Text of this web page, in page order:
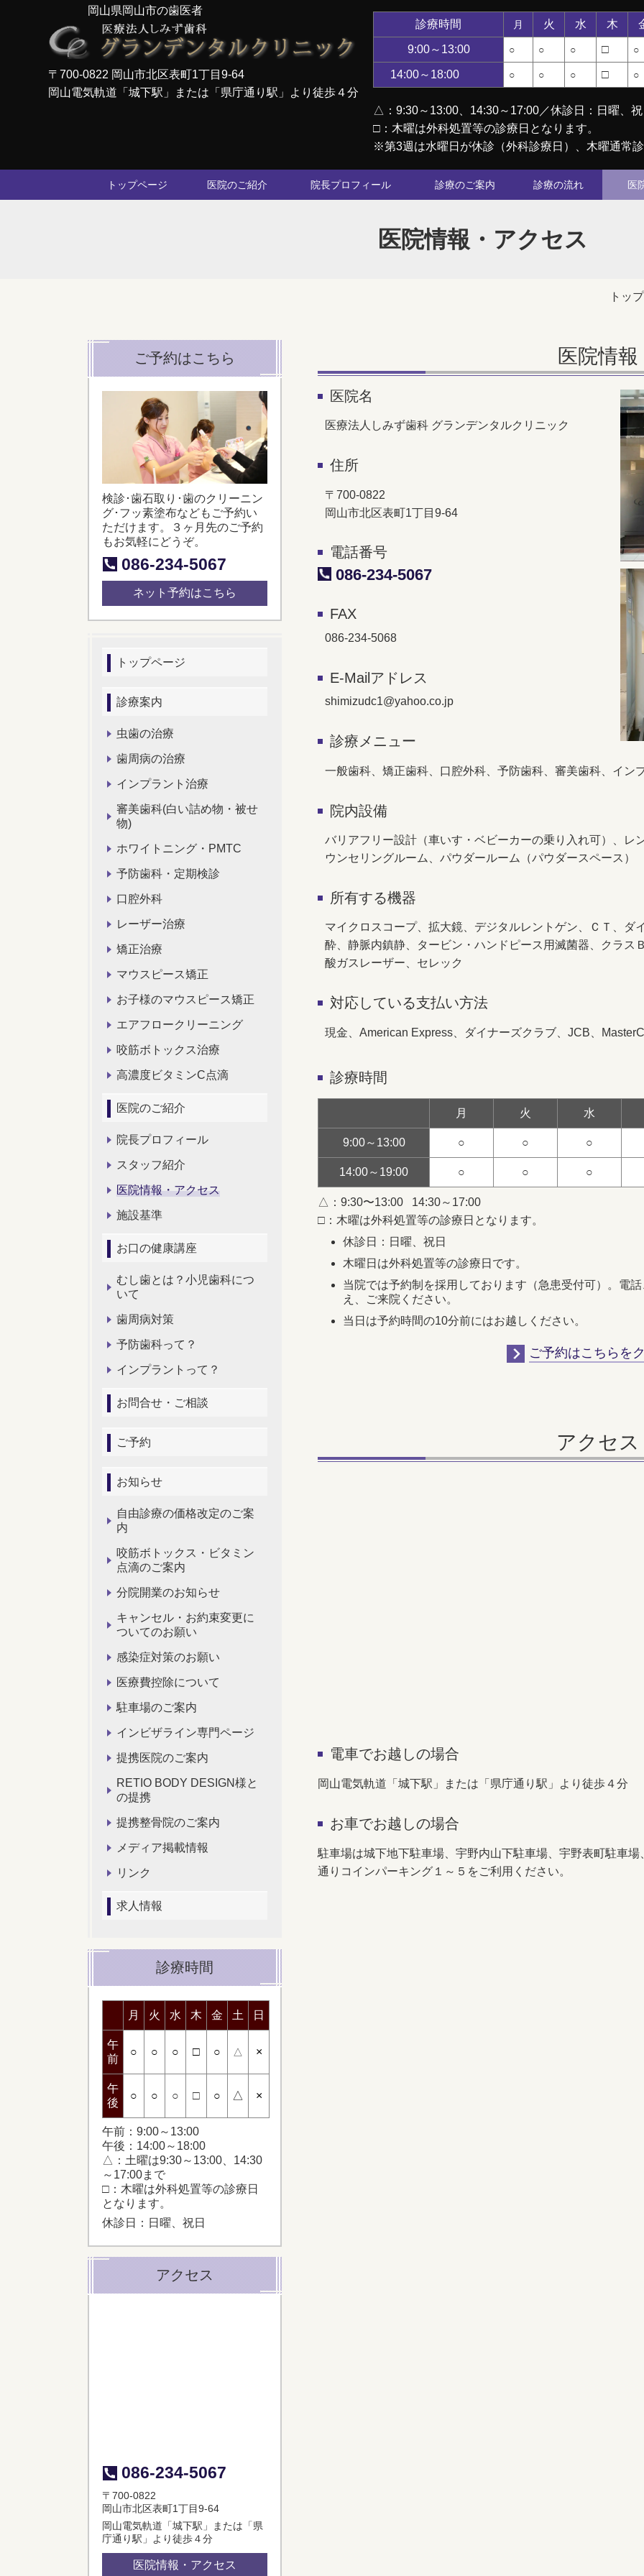
岡山県岡山市の歯医者
〒700-0822 岡山市北区表町1丁目9-64
岡山電気軌道「城下駅」または「県庁通り駅」より徒歩４分
診療時間 月 火 水 木
9:00～13:00 ○ ○ ○ □ ○
14:00～18:00 ○ ○ ○ □ ○
△： 9:30～13:00
14:30～17:00／休診日：日曜、
□：木曜は外科処置等の診療日となります。
※第3週は水曜日が休診（外科診療日）、木曜通常
トップページ 医院のご紹介 院長プロフィール 診療のご案内 診療の流れ 医
医院情報・アクセス
トッ
医院情報
医院名
医療法人しみず歯科 グランデンタルクリニック
住所
〒700-0822
岡山市北区表町1丁目9-64
電話番号
086-234-5067
FAX
086-234-5068
E-Mailアドレス
shimizudc1@yahoo.co.jp
診療メニュー
一般歯科、矯正歯科、口腔外科、予防歯科、審美歯科、イン
院内設備
バリアフリー設計（車いす・ベビーカーの乗り入れ可）、レ
ウンセリングルーム、パウダールーム（パウダースペース）
所有する機器
マイクロスコープ、拡大鏡、デジタルレントゲン、ＣＴ、ダ
酔、静脈内鎮静、タービン・ハンドピース用滅菌器、クラス
酸ガスレーザー、セレック
対応している支払い方法
現金、American Express、ダイナーズクラブ、JCB、
診療時間
月 火 水
9:00～13:00 ○ ○ ○
14:00～19:00 ○ ○ ○
△：9:30〜13:00 14:30～17:00
□：木曜は外科処置等の診療日となります。
休診日：日曜、祝日
木曜日は外科処置等の診療日です。
当院では予約制を採用しております（急患受付可）。電
え、ご来院ください。
当日は予約時間の10分前にはお越しください。
ご予約はこちらを
アクセス
電車でお越しの場合
岡山電気軌道「城下駅」または「県庁通り駅」より徒歩４分
お車でお越しの場合
駐車場は城下地下駐車場、宇野内山下駐車場、宇野表町駐車
通りコインパーキング１～５をご利用ください。
ご予約はこちら
検診･歯石取り･歯のクリーニン
グ･フッ素塗布などもご予約い
ただけます。３ヶ月先のご予約
もお気軽にどうぞ。
086-234-5067
ネット予約はこちら
トップページ
診療案内
虫歯の治療
歯周病の治療
インプラント治療
審美歯科(白い詰め物・被せ
物)
ホワイトニング・PMTC
予防歯科・定期検診
口腔外科
レーザー治療
矯正治療
マウスピース矯正
お子様のマウスピース矯正
エアフロークリーニング
咬筋ボトックス治療
高濃度ビタミンC点滴
医院のご紹介
院長プロフィール
スタッフ紹介
医院情報・アクセス
施設基準
お口の健康講座
むし歯とは？小児歯科につ
いて
歯周病対策
予防歯科って？
インプラントって？
お問合せ・ご相談
ご予約
お知らせ
自由診療の価格改定のご案
内
咬筋ボトックス・ビタミン
点滴のご案内
分院開業のお知らせ
キャンセル・お約束変更に
ついてのお願い
感染症対策のお願い
医療費控除について
駐車場のご案内
インビザライン専門ページ
提携医院のご案内
RETIO BODY DESIGN様と
の提携
提携整骨院のご案内
メディア掲載情報
リンク
求人情報
診療時間
月 火 水 木 金 土 日
午
前
○ ○ ○ □ ○ △ ×
午
後
○ ○ ○ □ ○ △ ×
午前：9:00～13:00
午後：14:00～18:00
△：土曜は9:30～13:00、 14:30
～ 17:00まで
□：木曜は外科処置等の診療日
となります。
休診日：日曜、祝日
アクセス
086-234-5067
〒700-0822
岡山市北区表町1丁目9-64
岡山電気軌道「城下駅」または「県
庁通り駅」より徒歩４分
医院情報・アクセス